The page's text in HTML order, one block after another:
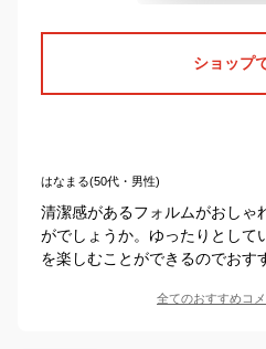
ショップ
はなまる(50代・男性)
清潔感があるフォルムがおしゃ
がでしょうか。ゆったりとして
を楽しむことができるのでおす
全てのおすすめコメ